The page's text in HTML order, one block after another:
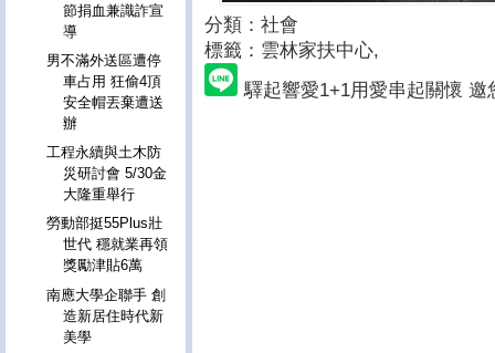
分類：社會
標籤：雲林家扶中心,
驛起響愛1+1用愛串起關懷
節捐血兼識詐宣
導
男不滿外送區遭停
車占用 狂偷4頂
安全帽丟棄遭送
辦
工程永續與土木防
災研討會 5/30金
大隆重舉行
勞動部挺55Plus壯
世代 穩就業再領
獎勵津貼6萬
南應大學企聯手 創
造新居住時代新
美學